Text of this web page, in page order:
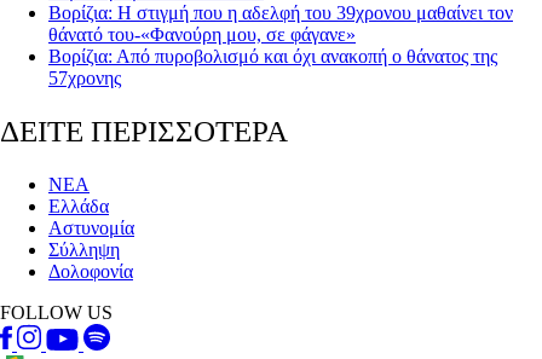
Βορίζια: Η στιγμή που η αδελφή του 39χρονου μαθαίνει τον
θάνατό του-«Φανούρη μου, σε φάγανε»
Βορίζια: Από πυροβολισμό και όχι ανακοπή ο θάνατος της
57χρονης
ΔΕΙΤΕ ΠΕΡΙΣΣΟΤΕΡΑ
ΝΕΑ
Ελλάδα
Αστυνομία
Σύλληψη
Δολοφονία
FOLLOW US